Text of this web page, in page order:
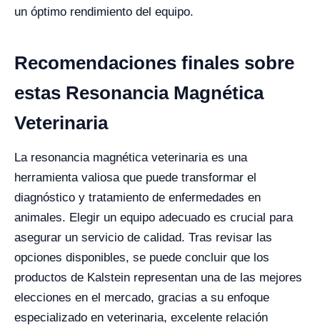
un óptimo rendimiento del equipo.
Recomendaciones finales sobre
estas Resonancia Magnética
Veterinaria
La resonancia magnética veterinaria es una
herramienta valiosa que puede transformar el
diagnóstico y tratamiento de enfermedades en
animales. Elegir un equipo adecuado es crucial para
asegurar un servicio de calidad. Tras revisar las
opciones disponibles, se puede concluir que los
productos de Kalstein representan una de las mejores
elecciones en el mercado, gracias a su enfoque
especializado en veterinaria, excelente relación